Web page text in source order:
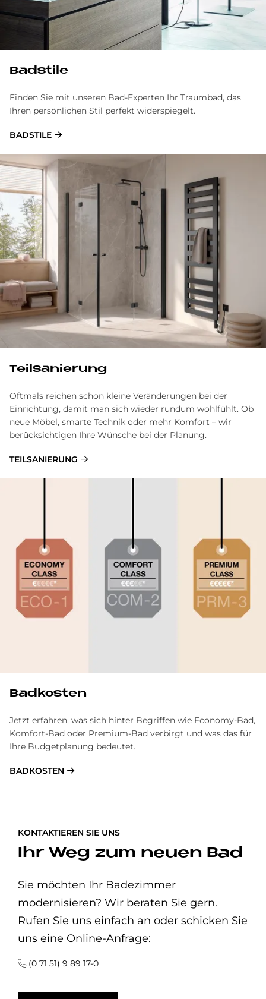
Bad­stile
Finden Sie mit unseren Bad-Experten Ihr Traumbad, das
Ihren persönlichen Stil perfekt widerspiegelt.
BADSTILE
Teil­sa­nie­rung
Oftmals reichen schon kleine Veränderungen bei der
Einrichtung, damit man sich wieder rundum wohlfühlt. Ob
neue Möbel, smarte Technik oder mehr Komfort – wir
berücksichtigen Ihre Wünsche bei der Planung.
TEILSANIERUNG
Bad­ko­sten
Jetzt erfahren, was sich hinter Begriffen wie Economy-Bad,
Komfort-Bad oder Premium-Bad verbirgt und was das für
Ihre Budgetplanung bedeutet.
BADKOSTEN
KONTAKTIEREN SIE UNS
Ihr Weg zum neuen Bad
Sie möchten Ihr Badezimmer
modernisieren? Wir beraten Sie gern.
Rufen Sie uns einfach an oder schicken Sie
uns eine Online-Anfrage:
(0 71 51) 9 89 17-0